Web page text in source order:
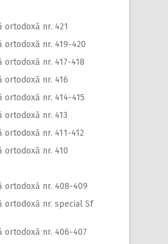
ortodoxă nr. 421
ortodoxă nr. 419-420
ortodoxă nr. 417-418
ortodoxă nr. 416
ortodoxă nr. 414-415
ortodoxă nr. 413
ortodoxă nr. 411-412
ortodoxă nr. 410
ortodoxă nr. 408-409
ortodoxă nr. special Sf
ortodoxă nr. 406-407